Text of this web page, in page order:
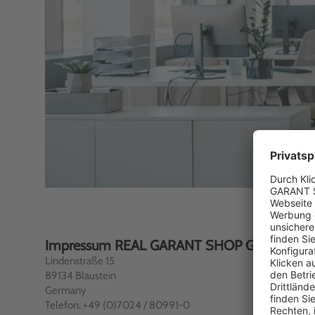
Impressum REAL GARANT SHOP GmbH &
Lindenstraße 15
89134 Blaustein
Germany
Telefon: +49 (0)7024 / 80991-0